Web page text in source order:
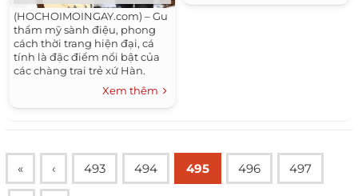
(HOCHOIMOINGAY.com) – Gu
thẩm mỹ sành điệu, phong
cách thời trang hiện đại, cá
tính là đặc điểm nổi bật của
các chàng trai trẻ xứ Hàn.
Ngày đông lạnh lẽo, chiếc áo
Xem thêm
« ‹ 493 494 495 496 497